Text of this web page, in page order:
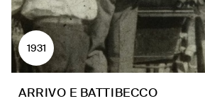
1931
ARRIVO E BATTIBECCO